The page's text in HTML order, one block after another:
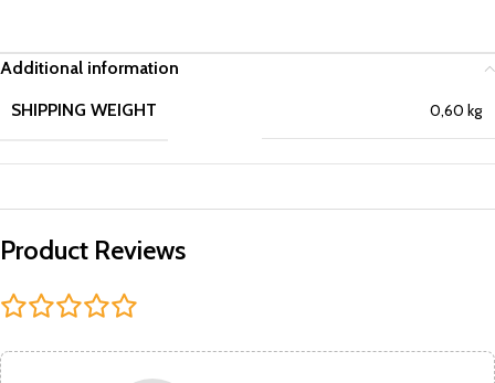
Additional information
SHIPPING WEIGHT
0,60 kg
Product Reviews